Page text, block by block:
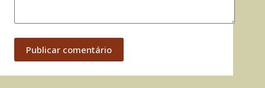
Publicar comentário